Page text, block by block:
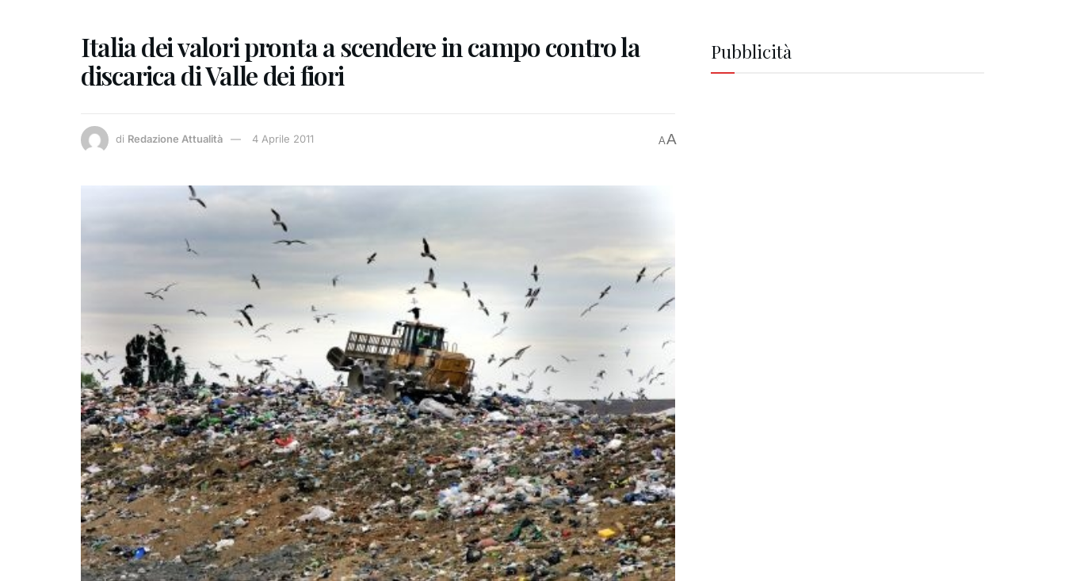
Italia dei valori pronta a scendere in campo contro la
discarica di Valle dei fiori
di Redazione Attualità 4 Aprile 2011 AA
Pubblicità